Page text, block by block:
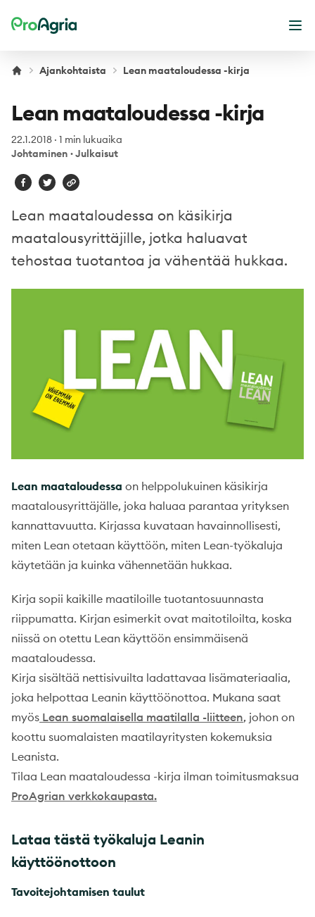
ProAgria
Ajankohtaista Lean maataloudessa -kirja
Lean maataloudessa -kirja
22.1.2018 · 1 min lukuaika
Johtaminen ·Julkaisut
Lean maataloudessa on käsikirja
maatalousyrittäjille, jotka haluavat
tehostaa tuotantoa ja vähentää hukkaa.
Lean maataloudessa on helppolukuinen käsikirja
maatalousyrittäjälle, joka haluaa parantaa yrityksen
kannattavuutta. Kirjassa kuvataan havainnollisesti,
miten Lean otetaan käyttöön, miten Lean-työkaluja
käytetään ja kuinka vähennetään hukkaa.
Kirja sopii kaikille maatiloille tuotantosuunnasta
riippumatta. Kirjan esimerkit ovat maitotiloilta, koska
niissä on otettu Lean käyttöön ensimmäisenä
maataloudessa.
Kirja sisältää nettisivuilta ladattavaa lisämateriaalia,
joka helpottaa Leanin käyttöönottoa. Mukana saat
myös Lean suomalaisella maatilalla -liitteen, johon on
koottu suomalaisten maatilayritysten kokemuksia
Leanista.
Tilaa Lean maataloudessa -kirja ilman toimitusmaksua
ProAgrian verkkokaupasta.
Lataa tästä työkaluja Leanin
käyttöönottoon
Tavoitejohtamisen taulut